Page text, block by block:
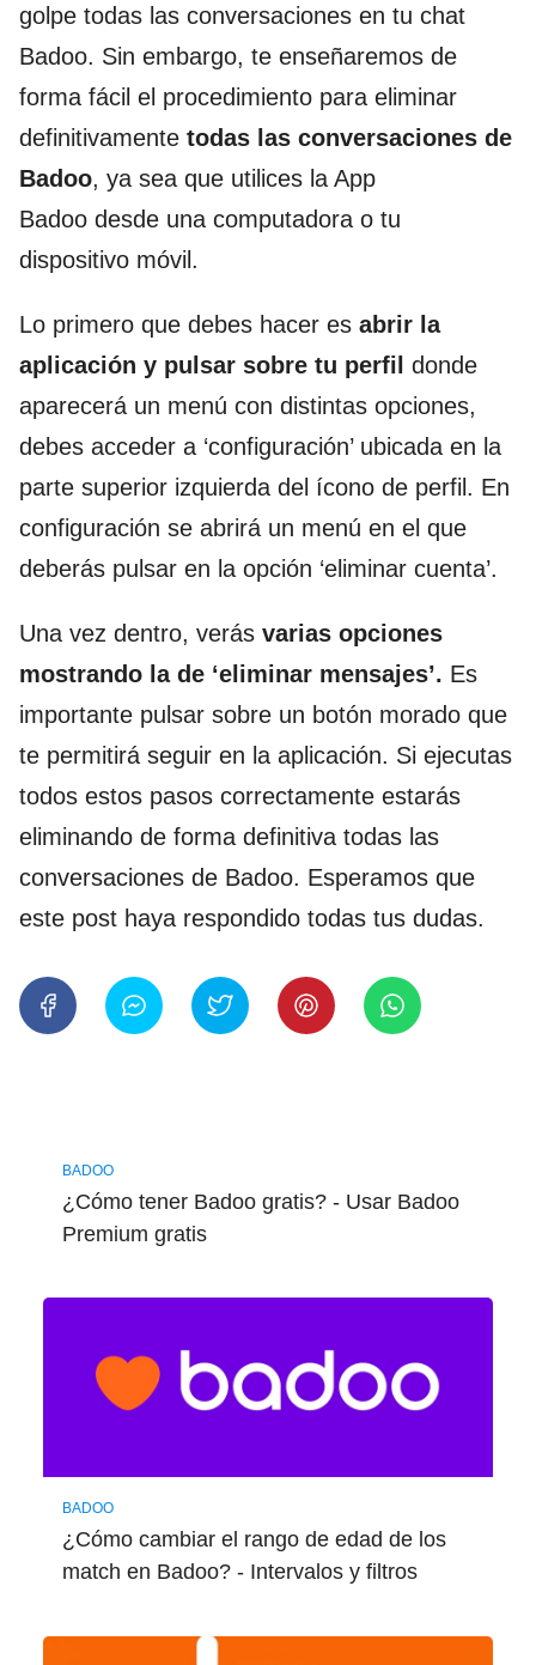
golpe todas las conversaciones en tu chat
Badoo. Sin embargo, te enseñaremos de
forma fácil el procedimiento para eliminar
definitivamente todas las conversaciones de
Badoo, ya sea que utilices la App
Badoo desde una computadora o tu
dispositivo móvil.
Lo primero que debes hacer es abrir la
aplicación y pulsar sobre tu perfil donde
aparecerá un menú con distintas opciones,
debes acceder a ‘configuración’ ubicada en la
parte superior izquierda del ícono de perfil. En
configuración se abrirá un menú en el que
deberás pulsar en la opción ‘eliminar cuenta’.
Una vez dentro, verás varias opciones
mostrando la de ‘eliminar mensajes’. Es
importante pulsar sobre un botón morado que
te permitirá seguir en la aplicación. Si ejecutas
todos estos pasos correctamente estarás
eliminando de forma definitiva todas las
conversaciones de Badoo. Esperamos que
este post haya respondido todas tus dudas.
BADOO
¿Cómo tener Badoo gratis? - Usar Badoo
Premium gratis
BADOO
¿Cómo cambiar el rango de edad de los
match en Badoo? - Intervalos y filtros